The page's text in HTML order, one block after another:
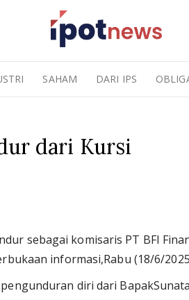
SAHAM DARI IPS
dari Kursi
sebagai komisaris PT BFI
informasi,Rabu (18/6/
diri dari BapakSunata